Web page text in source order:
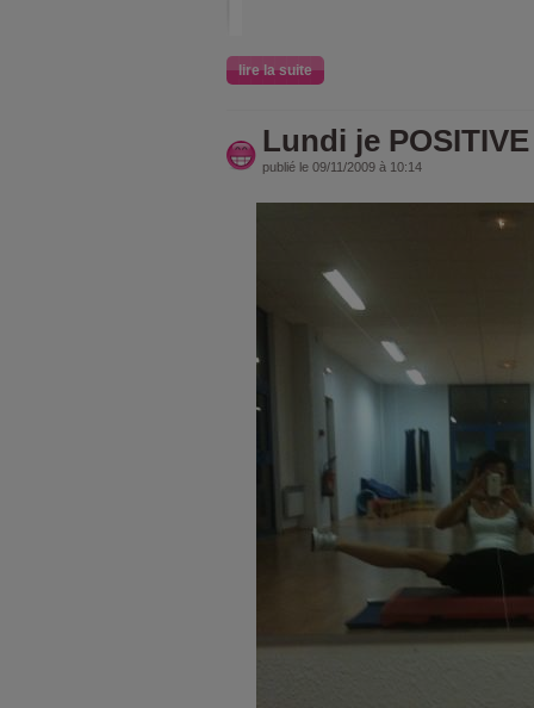
lire la suite
Lundi je
publié le 09/11/2009 à 10:14